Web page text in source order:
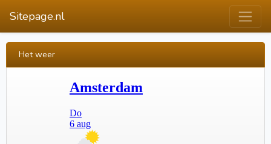
Sitepage.nl
Het weer